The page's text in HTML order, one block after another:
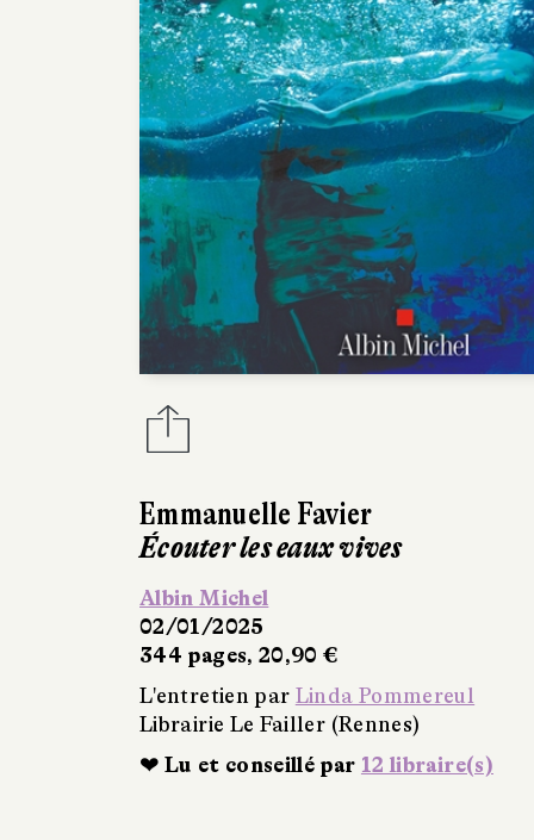
Emmanuelle Favier
Écouter les eaux vives
Albin Michel
02/01/2025
344 pages, 20,90 €
L'entretien par Linda Pommereul
Librairie Le Failler (Rennes)
❤ Lu et conseillé par 12 libraire(s)